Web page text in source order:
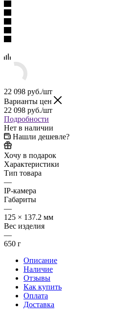
22 098 руб./шт
Варианты цен
22 098 руб./шт
Подробности
Нет в наличии
Нашли дешевле?
Хочу в подарок
Характеристики
Тип товара
—
IP-камера
Габариты
—
125 × 137.2 мм
Вес изделия
—
650 г
Описание
Наличие
Отзывы
Как купить
Оплата
Доставка